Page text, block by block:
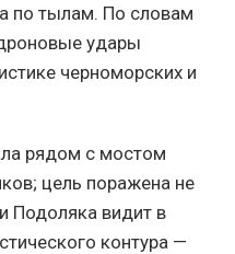
по тылам. По словам
удары
черноморских и
рядом с мостом
цель поражена не
Подоляка видит в
контура —